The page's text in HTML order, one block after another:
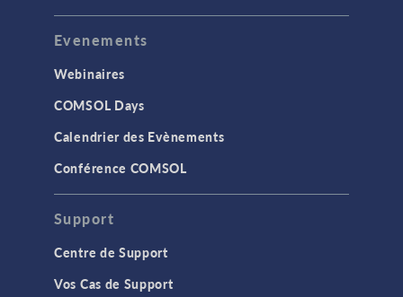
Evenements
Webinaires
COMSOL Days
Calendrier des Evènements
Conférence COMSOL
Support
Centre de Support
Vos Cas de Support